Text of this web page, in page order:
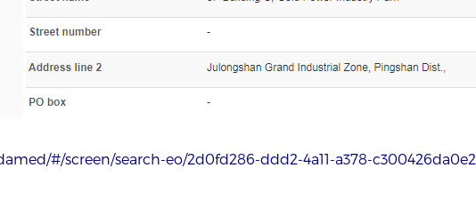
#/screen/search-eo/2d0fd286-ddd2-4a11-a378-c300426da0e2